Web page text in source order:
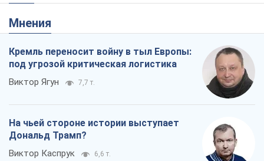
Мнения
Кремль переносит войну в тыл Европы:
под угрозой критическая логистика
Виктор Ягун 7,7 т.
На чьей стороне истории выступает
Дональд Трамп?
Виктор Каспрук 6,6 т.